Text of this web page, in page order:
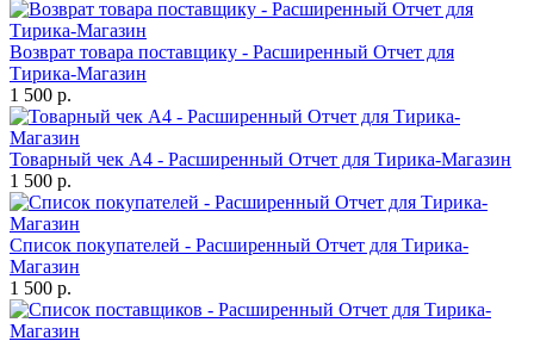
Возврат товара поставщику - Расширенный Отчет для
Тирика-Магазин
1 500 р.
Товарный чек А4 - Расширенный Отчет для Тирика-Магазин
1 500 р.
Список покупателей - Расширенный Отчет для Тирика-
Магазин
1 500 р.